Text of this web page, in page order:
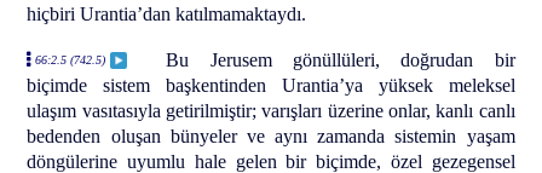
hiçbiri Urantia’dan katılmamaktaydı.
66:2.5 (742.5)
Bu Jerusem gönüllüleri, doğrudan bir
biçimde sistem başkentinden Urantia’ya yüksek meleksel
ulaşım vasıtasıyla getirilmiştir; varışları üzerine onlar, kanlı canlı
bedenden oluşan bünyeler ve aynı zamanda sistemin yaşam
döngülerine uyumlu hale gelen bir biçimde, özel gezegensel